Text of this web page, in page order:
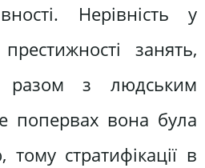
Нерівність у
занять,
разом з людським
попервах вона була
стратифікації в